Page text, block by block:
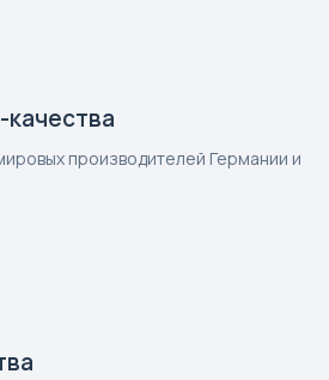
производителей Германии и